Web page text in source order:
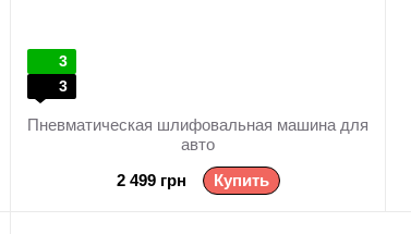
3
3
Пневматическая шлифовальная машина для
авто
2 499 грн
Купить